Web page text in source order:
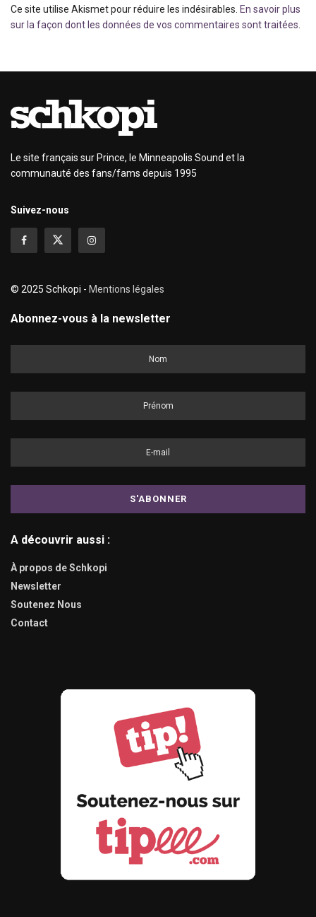
Ce site utilise Akismet pour réduire les indésirables. En savoir plus
sur la façon dont les données de vos commentaires sont traitées
Le site français sur Prince, le Minneapolis Sound et la
communauté des fans/fams depuis 1995
Suivez-nous
© 2025 Schkopi - Mentions légales
Abonnez-vous à la newsletter
A découvrir aussi :
À propos de Schkopi
Newsletter
Soutenez Nous
Contact